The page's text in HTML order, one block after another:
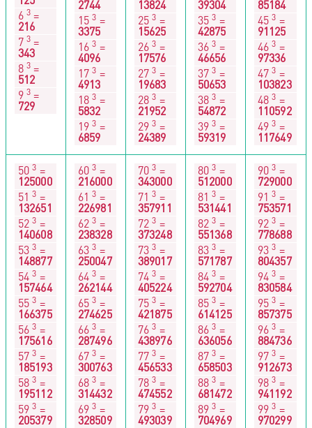
63 =
216
73 =
343
83 =
512
93 =
729
2744
153 =
3375
163 =
4096
173 =
4913
183 =
5832
193 =
6859
13824
253 =
15625
263 =
17576
273 =
19683
283 =
21952
293 =
24389
39304
353 =
42875
363 =
46656
373 =
50653
383 =
54872
393 =
59319
85184
453 =
91125
463 =
97336
473 =
103823
483 =
110592
493 =
117649
503 =
125000
513 =
132651
523 =
140608
533 =
148877
543 =
157464
553 =
166375
563 =
175616
573 =
185193
583 =
195112
593 =
205379
603 =
216000
613 =
226981
623 =
238328
633 =
250047
643 =
262144
653 =
274625
663 =
287496
673 =
300763
683 =
314432
693 =
328509
703 =
343000
713 =
357911
723 =
373248
733 =
389017
743 =
405224
753 =
421875
763 =
438976
773 =
456533
783 =
474552
793 =
493039
803 =
512000
813 =
531441
823 =
551368
833 =
571787
843 =
592704
853 =
614125
863 =
636056
873 =
658503
883 =
681472
893 =
704969
903 =
729000
913 =
753571
923 =
778688
933 =
804357
943 =
830584
953 =
857375
963 =
884736
973 =
912673
983 =
941192
993 =
970299